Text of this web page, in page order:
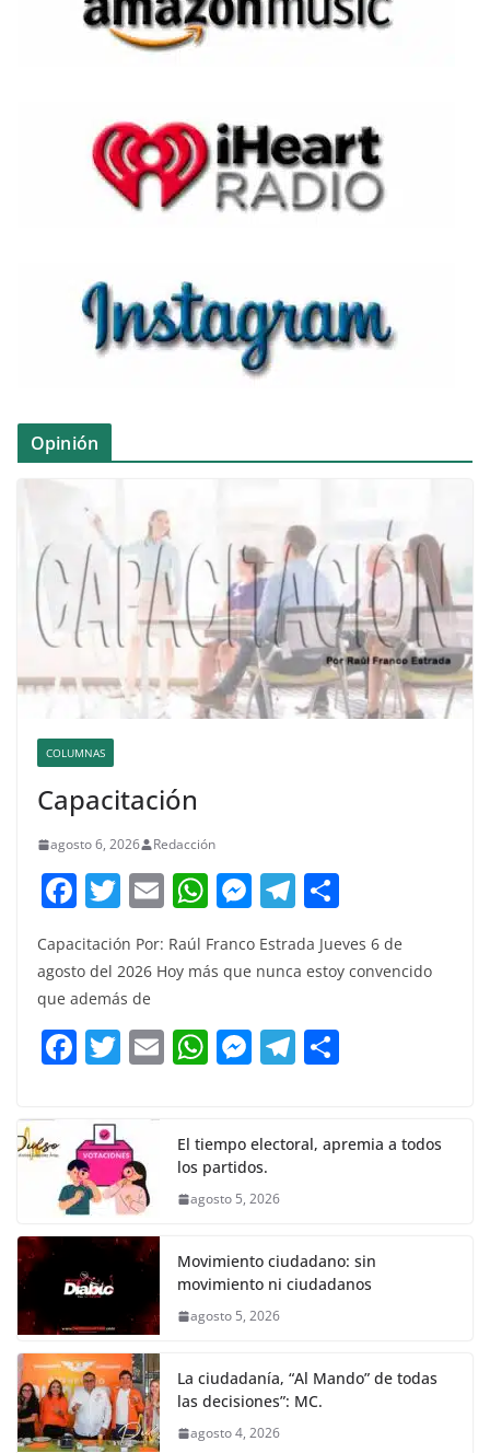
Opinión
COLUMNAS
Capacitación
agosto 6, 2026 Redacción
F
a
c
e
b
o
k
T
itt
er
E
m
ai
W
at
A
p
M
ss
n
g
T
el
e
a
m
m
p
Capacitación Por: Raúl Franco Estrada Jueves 6 de
agosto del 2026 Hoy más que nunca estoy convencido
que además de
F
e
b
o
o
k
T
itt
er
E W
s
A
p
M
e
n
er
T
gr p
El tiempo electoral, apremia a todos
los partidos.
agosto 5, 2026
Movimiento ciudadano: sin
movimiento ni ciudadanos
agosto 5, 2026
La ciudadanía, “Al Mando” de todas
las decisiones”: MC.
agosto 4, 2026